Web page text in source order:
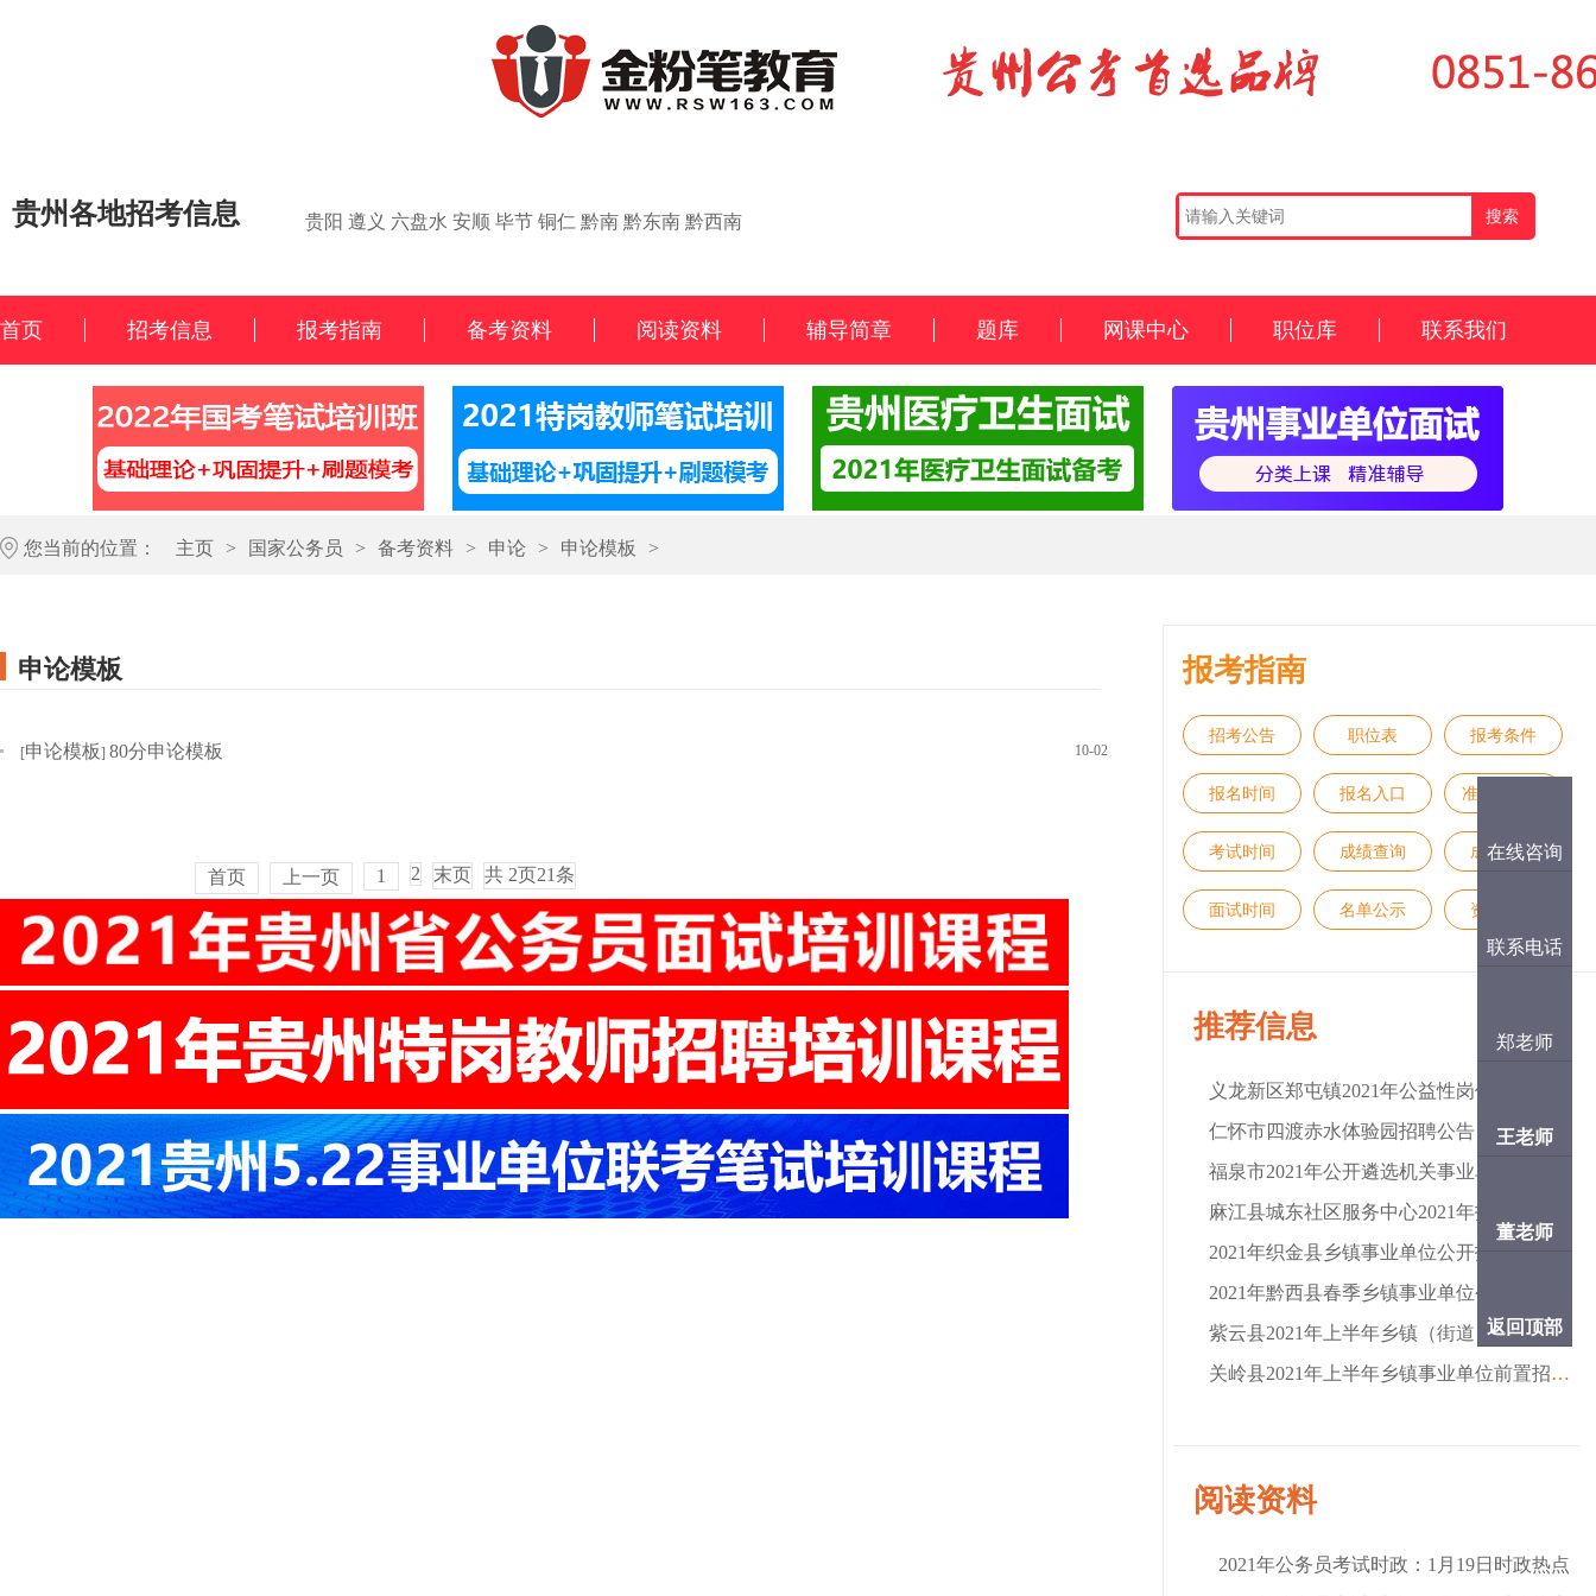
贵州各地招考信息 贵阳 遵义 六盘水 安顺 毕节 铜仁 黔南 黔东南 黔西南
首页 招考信息 报考指南 备考资料 阅读资料 辅导简章 题库 网课中心 职位库 联系我们
您当前的位置： 主页 > 国家公务员 > 备考资料 > 申论 > 申论模板 >
申论模板
[申论模板] 80分申论模板 10-02
首页 上一页 1 2 末页 共 2页21条
报考指南
招考公告 职位表 报考条件
报名时间 报名入口 准考证打印
考试时间 成绩查询 成绩排名
面试时间 名单公示 资格审查
推荐信息
紫云县2021年上半年乡镇（街道）事业单位前置招
关岭县2021年上半年乡镇事业单位前置招聘应征入
阅读资料
2021年公务员考试时政：1月19日时政热点
在线咨询
联系电话
郑老师
王老师
董老师
返回顶部